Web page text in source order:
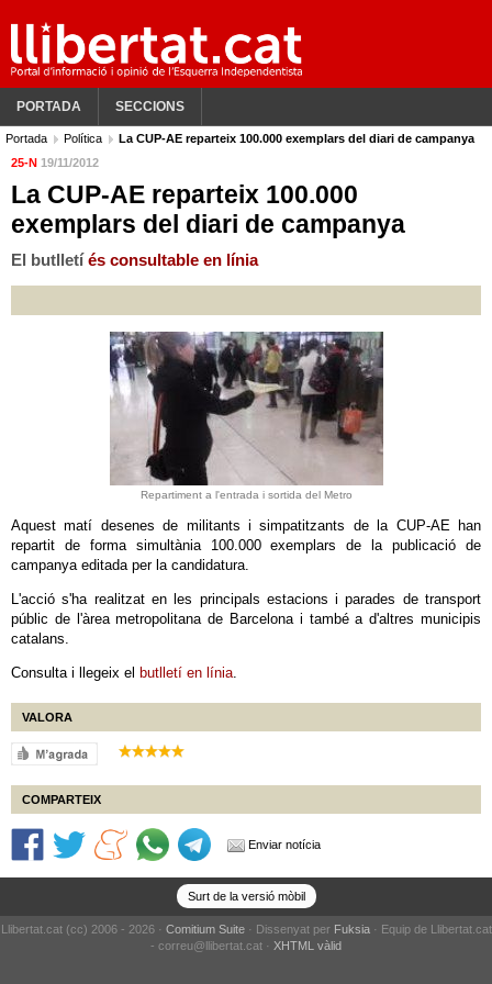
PORTADA SECCIONS
Portada Política
La CUP-AE reparteix 100.000 exemplars del diari de campanya
25-N 19/11/2012
La CUP-AE reparteix 100.000
exemplars del diari de campanya
El butlletíés consultable en línia
Repartiment a l'entrada i sortida del Metro
Aquest matí desenes de militants i simpatitzants de la CUP-AE han
repartit de forma simultània 100.000 exemplars de la publicació de
campanya editada per la candidatura.
L'acció s'ha realitzat en les principals estacions i parades de transport
públic de l'àrea metropolitana de Barcelona i també a d'altres municipis
catalans.
Consulta i llegeix el butlletí en línia.
VALORA
COMPARTEIX
Enviar notícia
Surt de la versió mòbil
Llibertat.cat (cc) 2006 - 2026 · Comitium Suite· Dissenyat per Fuksia· Equip de Llibertat.cat
- correu@llibertat.cat · XHTML vàlid